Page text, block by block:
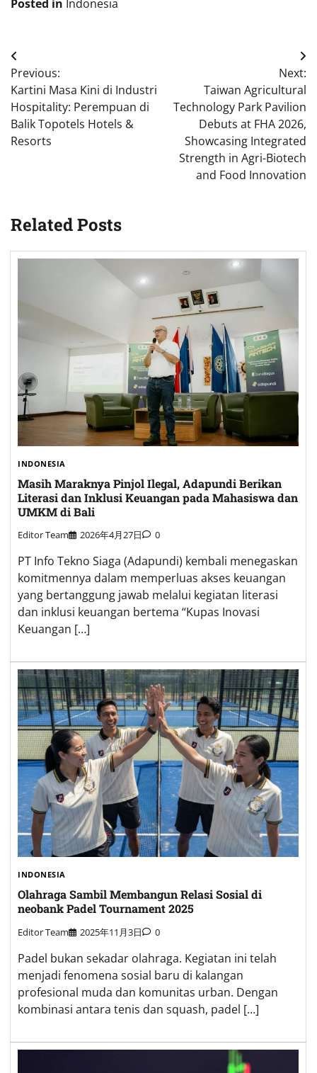
Posted in Indonesia
Post
navigation
Previous:
Kartini Masa Kini di Industri
Hospitality: Perempuan di
Balik Topotels Hotels &
Resorts
Next:
Taiwan Agricultural
Technology Park Pavilion
Debuts at FHA 2026,
Showcasing Integrated
Strength in Agri-Biotech
and Food Innovation
Related Posts
INDONESIA
Masih Maraknya Pinjol Ilegal, Adapundi Berikan
Literasi dan Inklusi Keuangan pada Mahasiswa dan
UMKM di Bali
Editor Team 2026年4月27日 0
PT Info Tekno Siaga (Adapundi) kembali menegaskan
komitmennya dalam memperluas akses keuangan
yang bertanggung jawab melalui kegiatan literasi
dan inklusi keuangan bertema “Kupas Inovasi
Keuangan […]
INDONESIA
Olahraga Sambil Membangun Relasi Sosial di
neobank Padel Tournament 2025
Editor Team 2025年11月3日 0
Padel bukan sekadar olahraga. Kegiatan ini telah
menjadi fenomena sosial baru di kalangan
profesional muda dan komunitas urban. Dengan
kombinasi antara tenis dan squash, padel […]